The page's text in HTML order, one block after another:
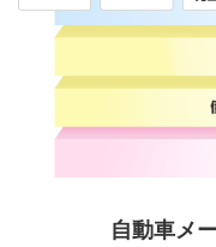
自動車メ